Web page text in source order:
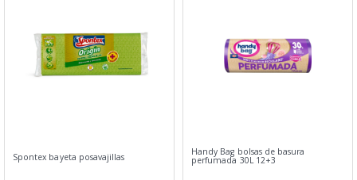
Spontex bayeta posavajillas Handy Bag bolsas de basura
perfumada 30L 12+3